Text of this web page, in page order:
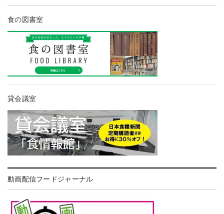
食の図書室
貸会議室
動画配信フードジャーナル